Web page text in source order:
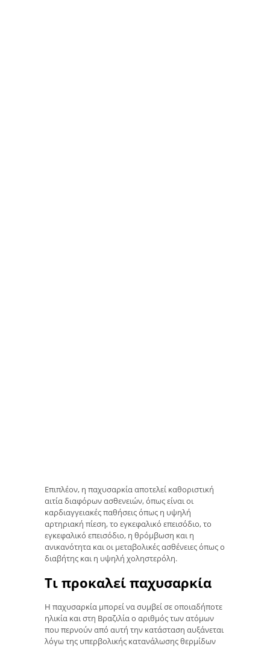
Επιπλέον, η παχυσαρκία αποτελεί καθοριστική
αιτία διαφόρων ασθενειών, όπως είναι οι
καρδιαγγειακές παθήσεις όπως η υψηλή
αρτηριακή πίεση, το εγκεφαλικό επεισόδιο, το
εγκεφαλικό επεισόδιο, η θρόμβωση και η
ανικανότητα και οι μεταβολικές ασθένειες όπως ο
διαβήτης και η υψηλή χοληστερόλη.
Τι προκαλεί παχυσαρκία
Η παχυσαρκία μπορεί να συμβεί σε οποιαδήποτε
ηλικία και στη Βραζιλία ο αριθμός των ατόμων
που περνούν από αυτή την κατάσταση αυξάνεται
λόγω της υπερβολικής κατανάλωσης θερμίδων